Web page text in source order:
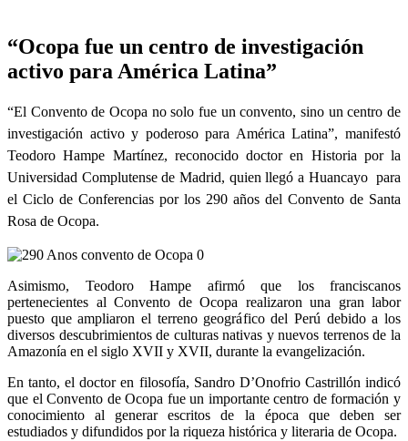
“Ocopa fue un centro de investigación
activo para América Latina”
“El Convento de Ocopa no solo fue un convento, sino un centro de
investigación activo y poderoso para América Latina”, manifestó
Teodoro Hampe Martínez, reconocido doctor en Historia por la
Universidad Complutense de Madrid, quien llegó a Huancayo para
el Ciclo de Conferencias por los 290 años del Convento de Santa
Rosa de Ocopa.
Asimismo, Teodoro Hampe afirmó que los franciscanos
pertenecientes al Convento de Ocopa realizaron una gran labor
puesto que ampliaron el terreno geográfico del Perú debido a los
diversos descubrimientos de culturas nativas y nuevos terrenos de la
Amazonía en el siglo XVII y XVII, durante la evangelización.
En tanto, el doctor en filosofía, Sandro D’Onofrio Castrillón indicó
que el Convento de Ocopa fue un importante centro de formación y
conocimiento al generar escritos de la época que deben ser
estudiados y difundidos por la riqueza histórica y literaria de Ocopa.